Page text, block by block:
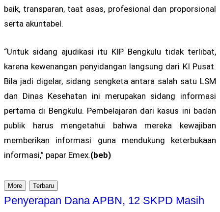
baik, transparan, taat asas, profesional dan proporsional
serta akuntabel.
“Untuk sidang ajudikasi itu KIP Bengkulu tidak terlibat,
karena kewenangan penyidangan langsung dari KI Pusat.
Bila jadi digelar, sidang sengketa antara salah satu LSM
dan Dinas Kesehatan ini merupakan sidang informasi
pertama di Bengkulu. Pembelajaran dari kasus ini badan
publik harus mengetahui bahwa mereka kewajiban
memberikan informasi guna mendukung keterbukaan
informasi,” papar Emex.(beb)
More Terbaru
Penyerapan Dana APBN, 12 SKPD Masih